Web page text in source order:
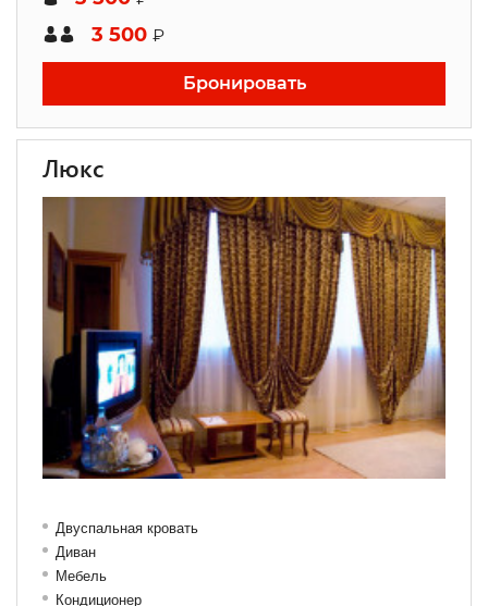
3 500 ₽
Бронировать
Люкс
Двуспальная кровать
Диван
Мебель
Кондиционер